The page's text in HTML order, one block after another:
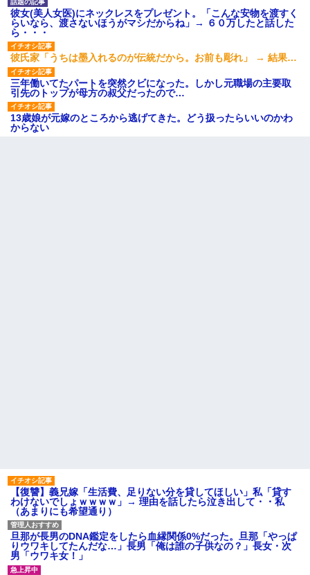
彼女(美人女医)にネックレスをプレゼント。「こんな安物を渡すく
らいなら、渡さないほうがマシだからね」→ ６０万したと話した
ら・・・
彼氏家「うちは墨入れるのが伝統だから。お前も彫れ」 → 結果…
三年働いてたパートを突然クビになった。しかし元職場の主要取
引先のトップが母方の叔父だったので…
13歳娘が元嫁のところから逃げてきた。どう扱ったらいいのかわ
からない
【復讐】義兄嫁「生活費、足りない分を貸してほしい」私「貸す
わけないでしょｗｗｗｗ」→ 理由を話したら泣き出して・・私
（あまりにも希望通り）
旦那が長男のDNA鑑定をしたら血縁関係0%だった。旦那「やっぱ
りウワキしてたんだな…」長男「俺は誰の子供なの？」長女・次
男「ウワキ女！」